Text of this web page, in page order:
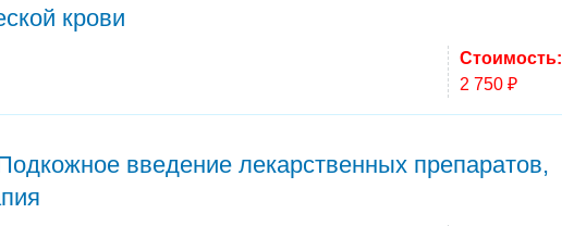
крови
Стоимость:
2 750 ₽
введение лекарственных препаратов,